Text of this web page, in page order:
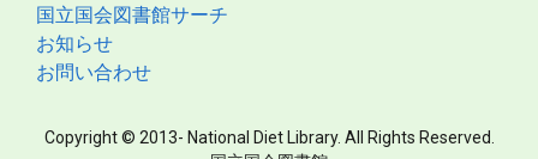
国立国会図書館サーチ
お知らせ
お問い合わせ
Copyright © 2013- National Diet Library. All Rights Reserved.